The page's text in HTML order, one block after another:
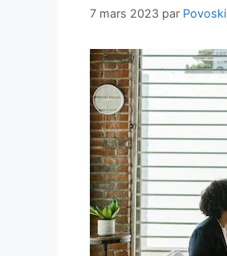
7 mars 2023 par Povoski